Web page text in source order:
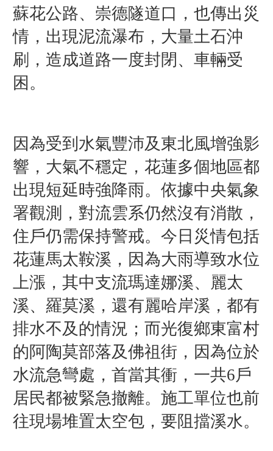
蘇花公路、崇德隧道口，也傳出災
情，出現泥流瀑布，大量土石沖
刷，造成道路一度封閉、車輛受
困。
因為受到水氣豐沛及東北風增強影
響，大氣不穩定，花蓮多個地區都
出現短延時強降雨。依據中央氣象
署觀測，對流雲系仍然沒有消散，
住戶仍需保持警戒。 今日災情包括
花蓮馬太鞍溪，因為大雨導致水位
上漲，其中支流瑪達娜溪、麗太
溪、羅莫溪，還有麗哈岸溪，都有
排水不及的情況； 而光復鄉東富村
的阿陶莫部落及佛祖街，因為位於
水流急彎處，首當其衝，一共6戶
居民都被緊急撤離。施工單位也前
往現場堆置太空包，要阻擋溪水。